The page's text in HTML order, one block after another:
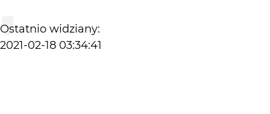
Ostatnio widziany:
2021-02-18 03:34:41